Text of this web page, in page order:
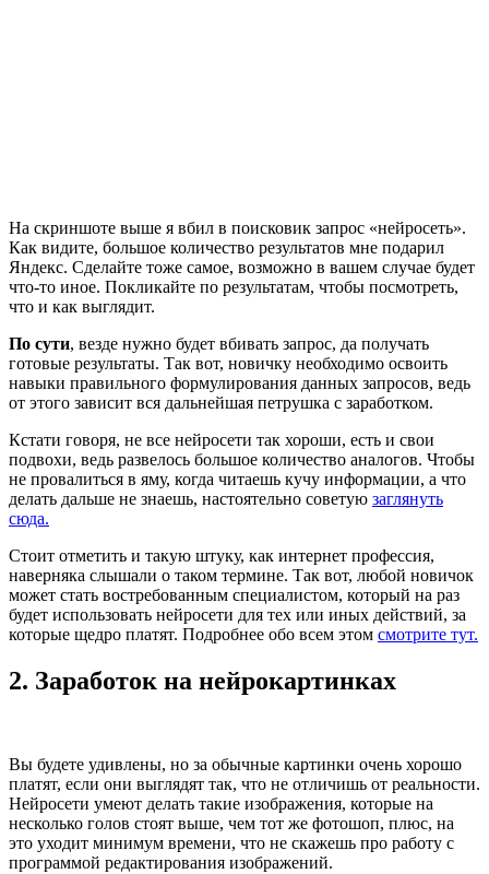
На скриншоте выше я вбил в поисковик запрос «нейросеть».
Как видите, большое количество результатов мне подарил
Яндекс. Сделайте тоже самое, возможно в вашем случае будет
что-то иное. Покликайте по результатам, чтобы посмотреть,
что и как выглядит.
По сути, везде нужно будет вбивать запрос, да получать
готовые результаты. Так вот, новичку необходимо освоить
навыки правильного формулирования данных запросов, ведь
от этого зависит вся дальнейшая петрушка с заработком.
Кстати говоря, не все нейросети так хороши, есть и свои
подвохи, ведь развелось большое количество аналогов. Чтобы
не провалиться в яму, когда читаешь кучу информации, а что
делать дальше не знаешь, настоятельно советую заглянуть
сюда.
Стоит отметить и такую штуку, как интернет профессия,
наверняка слышали о таком термине. Так вот, любой новичок
может стать востребованным специалистом, который на раз
будет использовать нейросети для тех или иных действий, за
которые щедро платят. Подробнее обо всем этом смотрите тут.
2. Заработок на нейрокартинках
Вы будете удивлены, но за обычные картинки очень хорошо
платят, если они выглядят так, что не отличишь от реальности.
Нейросети умеют делать такие изображения, которые на
несколько голов стоят выше, чем тот же фотошоп, плюс, на
это уходит минимум времени, что не скажешь про работу с
программой редактирования изображений.